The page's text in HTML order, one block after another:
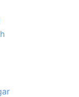
– lokalt
över
Snö eller
i praktiken.
och den som
råa kraft.